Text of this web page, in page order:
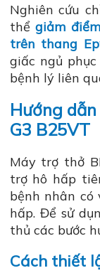
Nghiên cứu
thểgiảm
trên thang
giấc ngủ
bệnh lý liên
Hướng
G3 B25VT
Máy trợ thở
trợ hô hấp
bệnh nhân có
hấp. Để sử
thủ các bước
Cách thiết